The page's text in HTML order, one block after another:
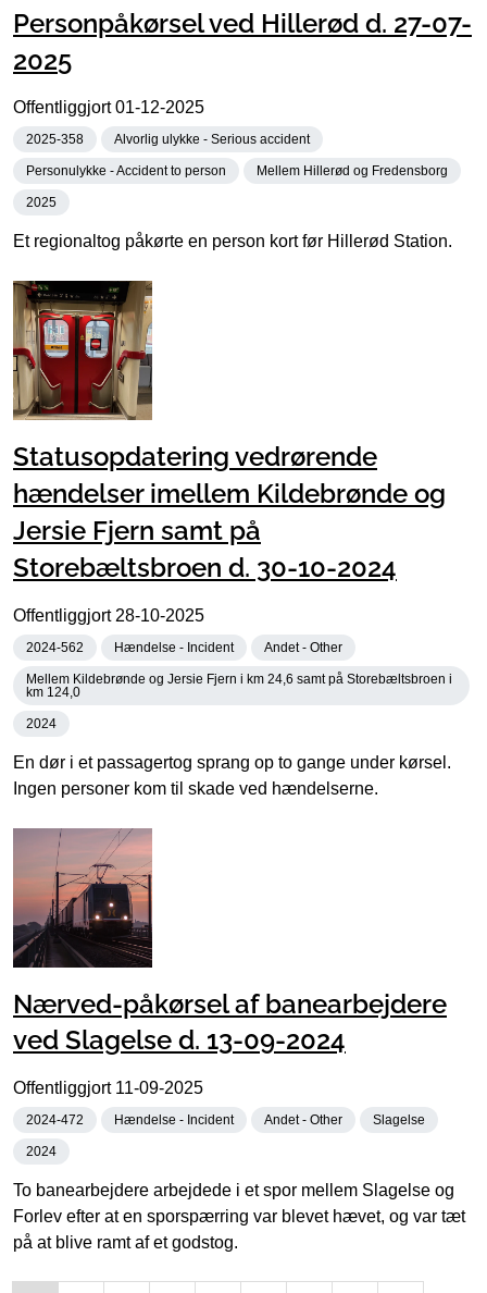
Personpåkørsel ved Hillerød d. 27-07-
2025
Offentliggjort01-12-2025
2025-358 Alvorlig ulykke - Serious accident
Personulykke - Accident to person Mellem Hillerød og Fredensborg
2025
Et regionaltog påkørte en person kort før Hillerød Station.
Statusopdatering vedrørende
hændelser imellem Kildebrønde og
Jersie Fjern samt på
Storebæltsbroen d. 30-10-2024
Offentliggjort 28-10-2025
2024-562 Hændelse - Incident Andet - Other
Mellem Kildebrønde og Jersie Fjern i km 24,6 samt på Storebæltsbroen i
km 124,0
2024
En dør i et passagertog sprang op to gange under kørsel.
Ingen personer kom til skade ved hændelserne.
Nærved-påkørsel af banearbejdere
ved Slagelse d. 13-09-2024
Offentliggjort 11-09-2025
2024-472 Hændelse - Incident Andet - Other Slagelse
2024
To banearbejdere arbejdede i et spor mellem Slagelse og
Forlev efter at en sporspærring var blevet hævet, og var tæt
på at blive ramt af et godstog.